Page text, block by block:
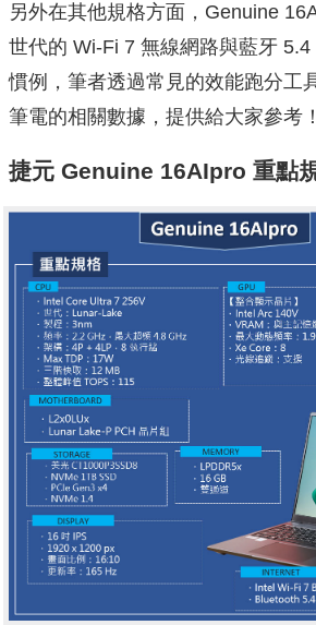
另外在其他規格方面，Genuine
世代的 Wi-Fi 7 無線網路與藍牙
慣例，筆者透過常見的效能跑分工
筆電的相關數據，提供給大家參考！
捷元 Genuine 16AIpro 重點